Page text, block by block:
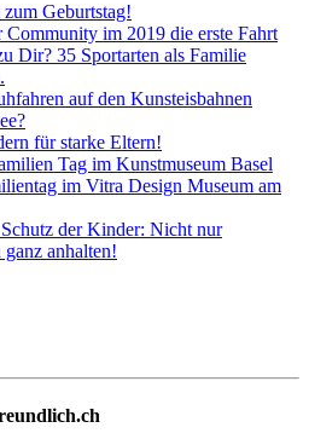
Geburtstag!
im 2019 die erste Fahrt
Dir? 35 Sportarten als Familie
auf den Kunsteisbahnen
für starke Eltern!
Tag im Kunstmuseum Basel
im Vitra Design Museum am
der Kinder: Nicht nur
ganz anhalten!